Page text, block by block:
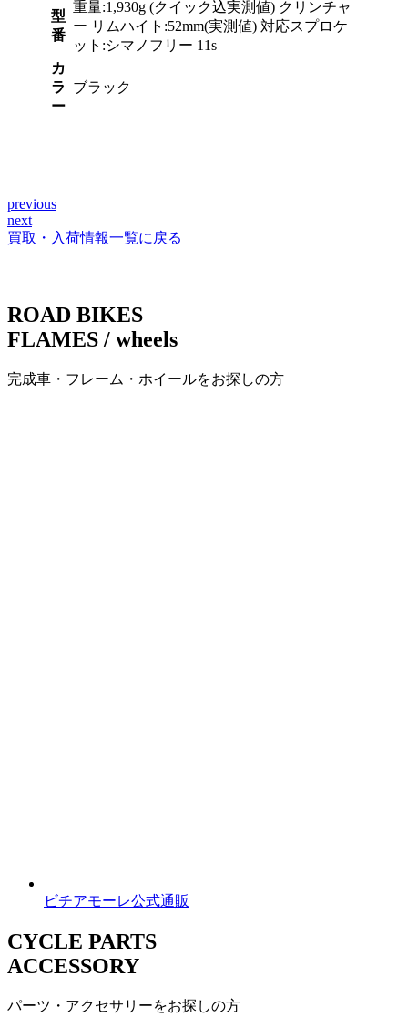
型
番
重量:1,930g (クイック込実測値) クリンチャ
ー リムハイト:52mm(実測値) 対応スプロケ
ット:シマノフリー 11s
カ
ラ
ー
ブラック
投
稿
ゲ
シ
previous
next
買取・入荷情報一覧に戻る
ROAD BIKES
FLAMES / wheels
完成車・フレーム・ホイールをお探しの方
ビチアモーレ公式通販
CYCLE PARTS
ACCESSORY
パーツ・アクセサリーをお探しの方